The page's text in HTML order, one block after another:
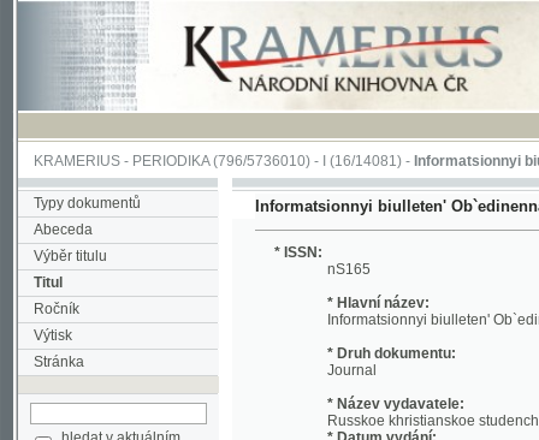
KRAMERIUS-PERIODIKA(796/5736010) -I(16/14081) -Informatsionnyi biulleten'
Typy dokumentů
Abeceda
Výběr titulu
Titul
Ročník
Výtisk
Stránka
hledat v aktuálním
Informatsionnyi biulleten' Ob`edinennago
* ISSN:
nS165
* Hlavní název:
* Druh dokumentu:
* Název vydavatele:
* Datum vydání:
1.1925
* Místo vydání: